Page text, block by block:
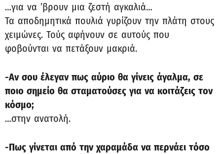
…για να ’βρουν μια ζεστή αγκαλιά…
Τα αποδημητικά πουλιά γυρίζουν την πλάτη στους
χειμώνες. Τούς αφήνουν σε αυτούς που
φοβούνται να πετάξουν μακριά.
-Αν σου έλεγαν πως αύριο θα γίνεις άγαλμα, σε
ποιο σημείο θα σταματούσες για να κοιτάζεις τον
κόσμο;
…στην ανατολή.
-Πως γίνεται από την χαραμάδα να περνάει τόσο